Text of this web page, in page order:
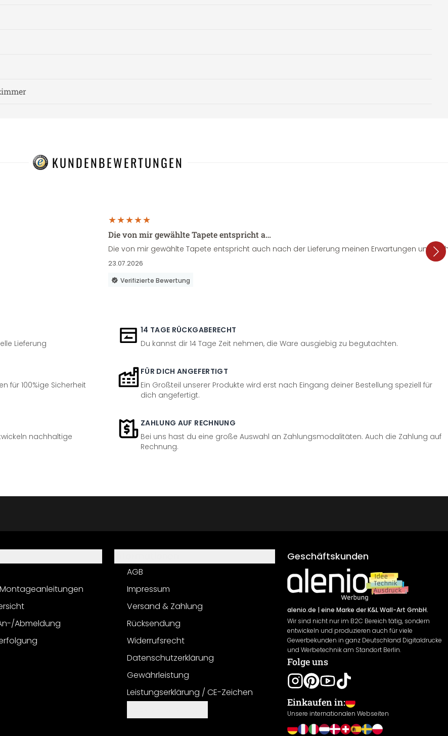
KUNDENBEWERTUNGEN
Die von mir gewählte Tapete entspricht a…
Die von mir gewählte Tapete entspricht auch nach der Lieferung meinen Erwartungen und
23.07.2026
Verifizierte Bewertung
Lieferung
14 TAGE RÜCKGABERECHT
Du kannst dir 14 Tage Zeit nehmen, die Ware ausgiebig zu begutachten.
für 100%ige Sicherheit
FÜR DICH ANGEFERTIGT
Ein Großteil unserer Produkte wird erst nach Eingang deiner Bestellung speziell für
dich angefertigt.
nachhaltige
ZAHLUNG AUF RECHNUNG
Bei uns hast du eine große Auswahl an Zahlungsmodalitäten. Auch die Zahlung auf
Rechnung.
Abmeldung
AGB
Impressum
Versand & Zahlung
Rücksendung
Widerrufsrecht
Datenschutzerklärung
Gewährleistung
Leistungserklärung / CE-Zeichen
Geschäftskunden
alenio.de | eine Marke der K&L Wall-Art GmbH.
Wir sind nicht nur im B2C Bereich tätig, sondern
entwickeln und produzieren auch für viele
Gewerbekunden in ganz Deutschland Digitaldrucke
und Werbetechnik am Standort Berlin.
Folge uns
Einkaufen in:
Unsere internationalen Webseiten